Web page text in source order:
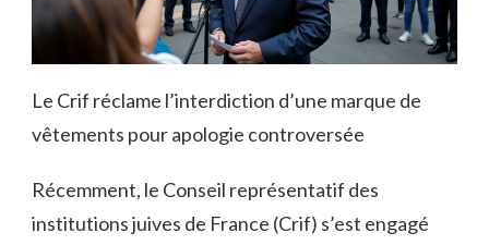
Le Crif réclame l’interdiction d’une marque de
vêtements pour apologie controversée
Récemment, le Conseil représentatif des
institutions juives de France (Crif) s’est engagé